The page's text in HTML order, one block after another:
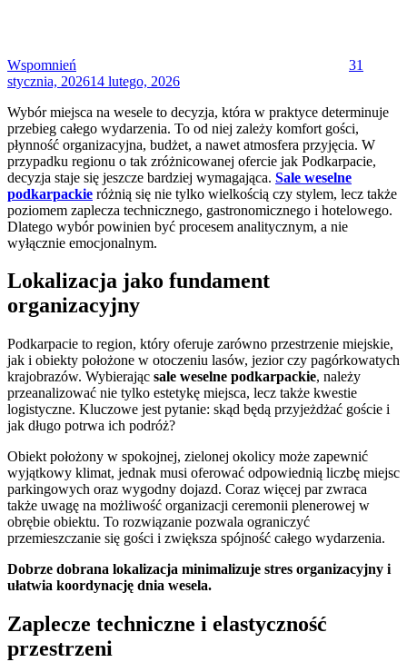
Wspomnień
31
stycznia, 202614 lutego, 2026
Wybór miejsca na wesele to decyzja, która w praktyce determinuje
przebieg całego wydarzenia. To od niej zależy komfort gości,
płynność organizacyjna, budżet, a nawet atmosfera przyjęcia. W
przypadku regionu o tak zróżnicowanej ofercie jak Podkarpacie,
decyzja staje się jeszcze bardziej wymagająca. Sale weselne
podkarpackie różnią się nie tylko wielkością czy stylem, lecz także
poziomem zaplecza technicznego, gastronomicznego i hotelowego.
Dlatego wybór powinien być procesem analitycznym, a nie
wyłącznie emocjonalnym.
Lokalizacja jako fundament
organizacyjny
Podkarpacie to region, który oferuje zarówno przestrzenie miejskie,
jak i obiekty położone w otoczeniu lasów, jezior czy pagórkowatych
krajobrazów. Wybierając sale weselne podkarpackie, należy
przeanalizować nie tylko estetykę miejsca, lecz także kwestie
logistyczne. Kluczowe jest pytanie: skąd będą przyjeżdżać goście i
jak długo potrwa ich podróż?
Obiekt położony w spokojnej, zielonej okolicy może zapewnić
wyjątkowy klimat, jednak musi oferować odpowiednią liczbę miejsc
parkingowych oraz wygodny dojazd. Coraz więcej par zwraca
także uwagę na możliwość organizacji ceremonii plenerowej w
obrębie obiektu. To rozwiązanie pozwala ograniczyć
przemieszczanie się gości i zwiększa spójność całego wydarzenia.
Dobrze dobrana lokalizacja minimalizuje stres organizacyjny i
ułatwia koordynację dnia wesela.
Zaplecze techniczne i elastyczność
przestrzeni